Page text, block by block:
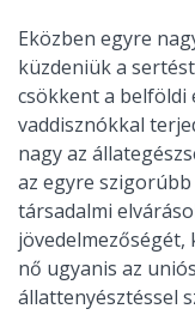
Eközben egyre
küzdeniük a
csökkent a belföldi
vaddisznókkal
nagy az
az egyre
társadalmi
jövedelmezőségét,
nő ugyanis az
állattenyésztéssel